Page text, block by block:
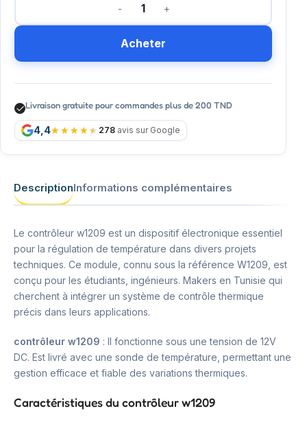
Acheter
Livraison gratuite pour commandes plus de 200 TND
4,4 278 avis sur Google
DescriptionInformations complémentaires
Le contrôleur w1209 est un dispositif électronique essentiel
pour la régulation de température dans divers projets
techniques. Ce module, connu sous la référence W1209, est
conçu pour les étudiants, ingénieurs. Makers en Tunisie qui
cherchent à intégrer un système de contrôle thermique
précis dans leurs applications.
contrôleur w1209 : Il fonctionne sous une tension de 12V
DC. Est livré avec une sonde de température, permettant une
gestion efficace et fiable des variations thermiques.
Caractéristiques du contrôleur w1209